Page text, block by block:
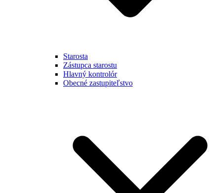
Starosta
Zástupca starostu
Hlavný kontrolór
Obecné zastupiteľstvo